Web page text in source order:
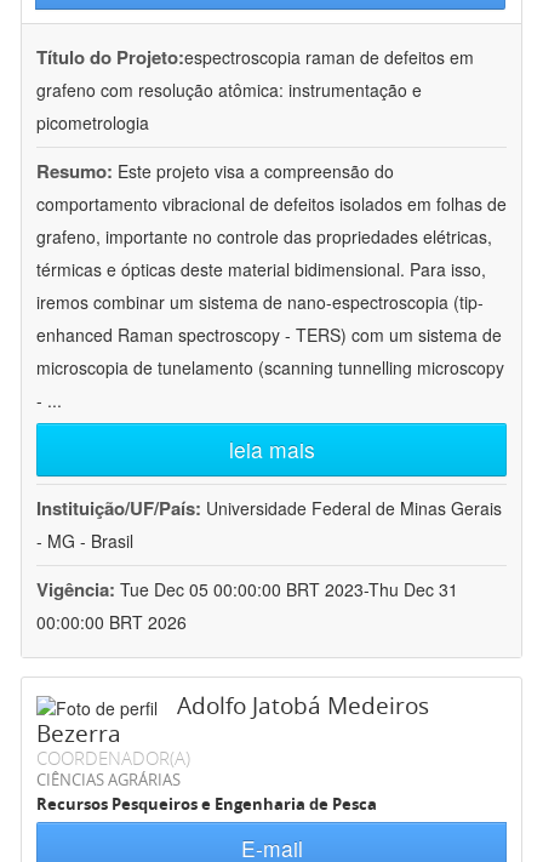
Título do Projeto:espectroscopia raman de defeitos em
grafeno com resolução atômica: instrumentação e
picometrologia
Resumo: Este projeto visa a compreensão do
comportamento vibracional de defeitos isolados em folhas de
grafeno, importante no controle das propriedades elétricas,
térmicas e ópticas deste material bidimensional. Para isso,
iremos combinar um sistema de nano-espectroscopia (tip-
enhanced Raman spectroscopy - TERS) com um sistema de
microscopia de tunelamento (scanning tunnelling microscopy
- ...
leia mais
Instituição/UF/País: Universidade Federal de Minas Gerais
- MG - Brasil
Vigência: Tue Dec 05 00:00:00 BRT 2023-Thu Dec 31
00:00:00 BRT 2026
Adolfo Jatobá Medeiros
Bezerra
COORDENADOR(A)
CIÊNCIAS AGRÁRIAS
Recursos Pesqueiros e Engenharia de Pesca
E-mail